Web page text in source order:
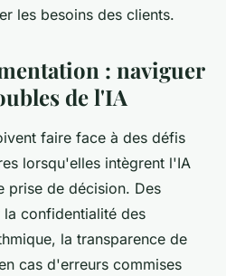
les besoins des clients.
: naviguer
de l'IA
faire face à des défis
lorsqu'elles intègrent l'IA
prise de décision. Des
confidentialité des
la transparence de
cas d'erreurs commises